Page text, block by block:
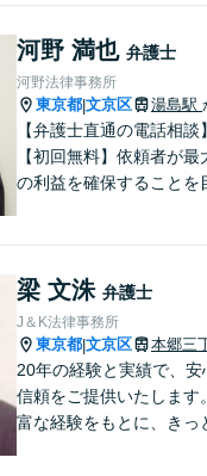
河野 満也 弁護士
河野法律事務所
東京都|文京区 湯島駅
【弁護士直通の電話相談】
【初回無料】依頼者が最
の利益を確保することを
いさせて頂きます。
梁 文洙 弁護士
J＆K法律事務所
東京都|文京区 本郷三
20年の経験と実績で、安
信頼をご提供いたします
富な経験をもとに、きっ